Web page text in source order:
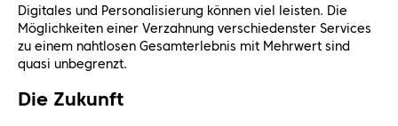
Digitales und Personalisierung können viel leisten. Die
Möglichkeiten einer Verzahnung verschiedenster Services
zu einem nahtlosen Gesamterlebnis mit Mehrwert sind
quasi unbegrenzt.
Die Zukunft